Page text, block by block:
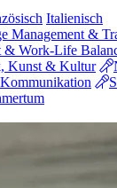
Italienisch
Management &
& Work-Life
Kunst & Kultur